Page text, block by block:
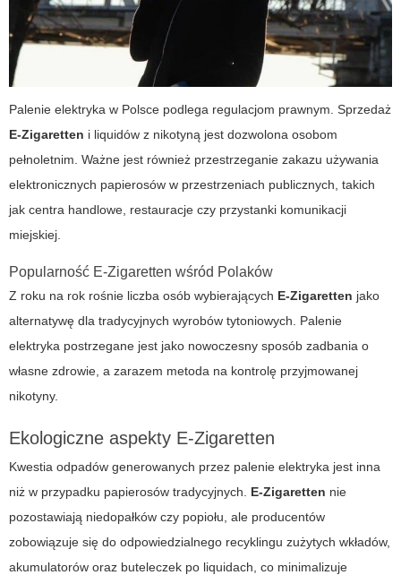
Palenie elektryka w Polsce podlega regulacjom prawnym. Sprzedaż
E-Zigaretten i liquidów z nikotyną jest dozwolona osobom
pełnoletnim. Ważne jest również przestrzeganie zakazu używania
elektronicznych papierosów w przestrzeniach publicznych, takich
jak centra handlowe, restauracje czy przystanki komunikacji
miejskiej.
Popularność E-Zigaretten wśród Polaków
Z roku na rok rośnie liczba osób wybierających E-Zigaretten jako
alternatywę dla tradycyjnych wyrobów tytoniowych. Palenie
elektryka postrzegane jest jako nowoczesny sposób zadbania o
własne zdrowie, a zarazem metoda na kontrolę przyjmowanej
nikotyny.
Ekologiczne aspekty E-Zigaretten
Kwestia odpadów generowanych przez palenie elektryka jest inna
niż w przypadku papierosów tradycyjnych. E-Zigaretten nie
pozostawiają niedopałków czy popiołu, ale producentów
zobowiązuje się do odpowiedzialnego recyklingu zużytych wkładów,
akumulatorów oraz buteleczek po liquidach, co minimalizuje